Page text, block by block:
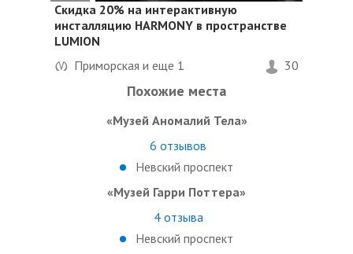
Скидка 20% на интерактивную
инсталляцию HARMONY в пространстве
LUMION
Приморская и еще 1 30
Похожие места
«Музей Аномалий Тела»
6 отзывов
Невский проспект
«Музей Гарри Поттера»
4отзыва
Невский проспект